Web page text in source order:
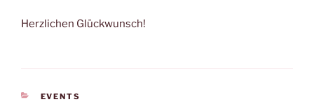
Herzlichen Glückwunsch!
KATEGORIEN
EVENTS